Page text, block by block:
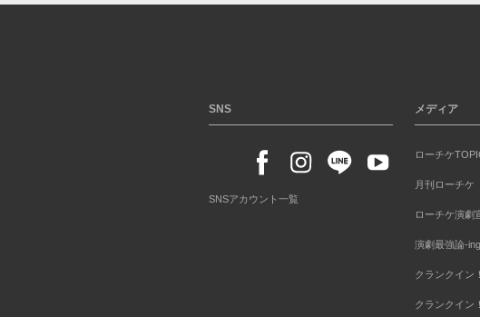
SNS
SNSアカウント一覧
メディア
ローチケ
月刊ローチケ
ローチケ演劇
演劇最強論-ing
クランクイン！
クランクイン